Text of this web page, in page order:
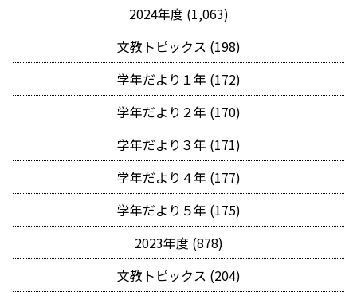
2024年度 (1,063)
文教トピックス (198)
学年だより１年 (172)
学年だより２年 (170)
学年だより３年 (171)
学年だより４年 (177)
学年だより５年 (175)
2023年度 (878)
文教トピックス (204)